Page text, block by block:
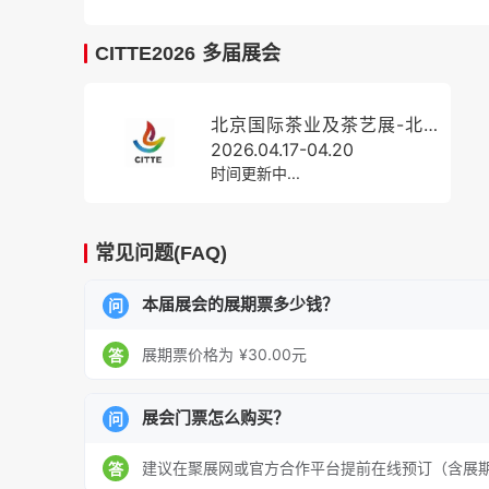
CITTE2026 多届展会
北京国际茶业及茶艺展-北京茶博会
2026.04.17-04.20
时间更新中...
常见问题(FAQ)
问 本届展会的展期票多少钱？
答 展期票价格为 ¥30.00元
问 展会门票怎么购买？
答 建议在聚展网或官方合作平台提前在线预订（含展